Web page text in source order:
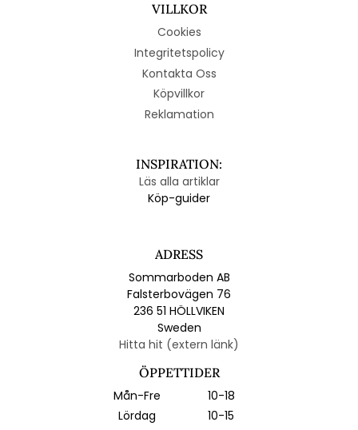
VILLKOR
Cookies
Integritetspolicy
Kontakta Oss
Köpvillkor
Reklamation
INSPIRATION:
Läs alla artiklar
Köp-guider
ADRESS
Sommarboden AB
Falsterbovägen 76
236 51 HÖLLVIKEN
Sweden
Hitta hit (extern länk)
ÖPPETTIDER
Mån-Fre
10-18
Lördag
10-15